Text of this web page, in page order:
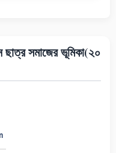
সমাজের ভূমিকা(২০